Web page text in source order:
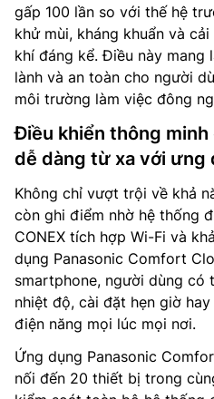
gấp 100 lần so với thế hệ
khử mùi, kháng khuẩn và
khí đáng kể. Điều này mang
lành và an toàn cho người
môi trường làm việc đông
Điều khiển thông minh
dễ dàng từ xa với ưng
Không chỉ vượt trội về khả
còn ghi điểm nhờ hệ thống
CONEX tích hợp Wi-Fi và
dụng Panasonic Comfort
smartphone, người dùng có
nhiệt độ, cài đặt hẹn giờ
điện năng mọi lúc mọi nơi.
Ứng dụng Panasonic
nối đến 20 thiết bị trong